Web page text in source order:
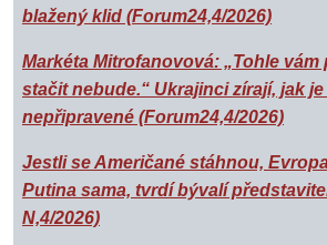
blažený klid (Forum24,4/2026)
Markéta Mitrofanovová: „Tohle vám
stačit nebude.“ Ukrajinci zírají, jak je
nepřipravené (Forum24,4/2026)
Jestli se Američané stáhnou,
Putina sama, tvrdí bývalí
N,4/2026)